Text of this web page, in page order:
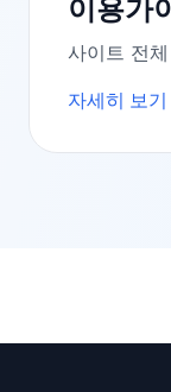
이용가
사이트 전
자세히 보기